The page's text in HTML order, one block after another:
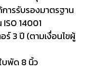
ารรับรองมาตรฐาน
14001
ร์ 3 ปี (ตามเงื่อนไขผู้
บพัด 8 นิ้ว